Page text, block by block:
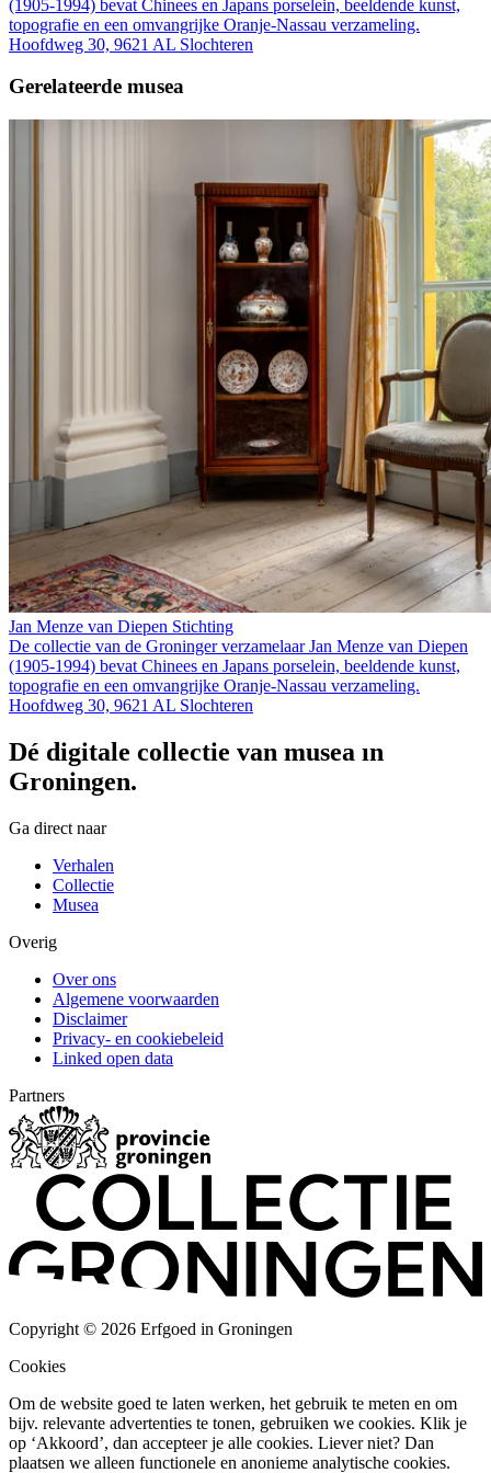
(1905-1994) bevat Chinees en Japans porselein, beeldende kunst,
topografie en een omvangrijke Oranje-Nassau verzameling.
Hoofdweg 30, 9621 AL Slochteren
Gerelateerde musea
Jan Menze van Diepen Stichting
De collectie van de Groninger verzamelaar Jan Menze van Diepen
(1905-1994) bevat Chinees en Japans porselein, beeldende kunst,
topografie en een omvangrijke Oranje-Nassau verzameling.
Hoofdweg 30, 9621 AL Slochteren
Dé digitale collectie van musea in
Groningen.
Ga direct naar
Verhalen
Collectie
Musea
Overig
Over ons
Algemene voorwaarden
Disclaimer
Privacy- en cookiebeleid
Linked open data
Partners
Copyright © 2026 Erfgoed in Groningen
Cookies
Om de website goed te laten werken, het gebruik te meten en om
bijv. relevante advertenties te tonen, gebruiken we cookies. Klik je
op ‘Akkoord’, dan accepteer je alle cookies. Liever niet? Dan
plaatsen we alleen functionele en anonieme analytische cookies.